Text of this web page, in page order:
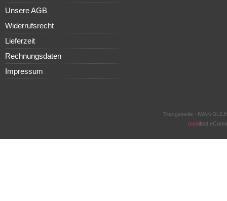
Unsere AGB
Widerrufsrecht
Lieferzeit
Rechnungsdaten
Impressum
Titangestelle - IWAN
modified